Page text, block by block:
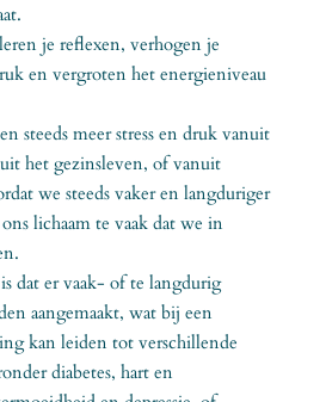
je reflexen, verhogen je
en vergroten het energieniveau
steeds meer stress en druk vanuit
het gezinsleven, of vanuit
we steeds vaker en langduriger
lichaam te vaak dat we in
dat er vaak- of te langdurig
aangemaakt, wat bij een
kan leiden tot verschillende
diabetes, hart en